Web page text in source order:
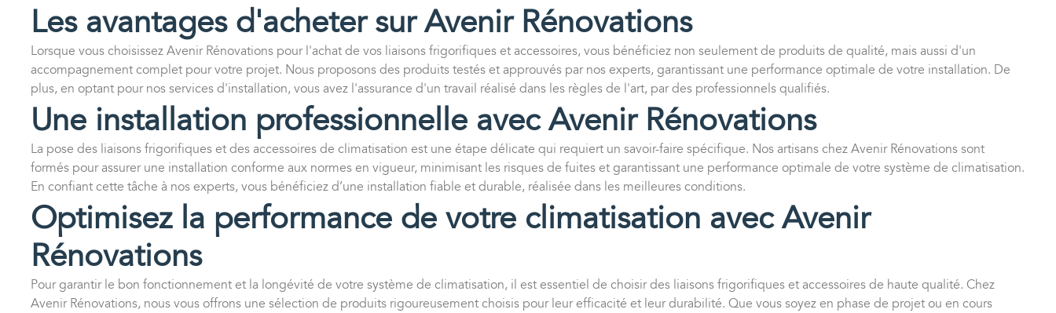
Les avantages d'acheter sur Avenir Rénovations
Lorsque vous choisissez Avenir Rénovations pour l'achat de vos liaisons frigorifiques et accessoires, vous bénéficiez non seulement de produits de qualité, mais aussi d'un
accompagnement complet pour votre projet. Nous proposons des produits testés et approuvés par nos experts, garantissant une performance optimale de votre installation. De
plus, en optant pour nos services d'installation, vous avez l'assurance d'un travail réalisé dans les règles de l'art, par des professionnels qualifiés.
Une installation professionnelle avec Avenir Rénovations
La pose des liaisons frigorifiques et des accessoires de climatisation est une étape délicate qui requiert un savoir-faire spécifique. Nos artisans chez Avenir Rénovations sont
formés pour assurer une installation conforme aux normes en vigueur, minimisant les risques de fuites et garantissant une performance optimale de votre système de climatisation.
En confiant cette tâche à nos experts, vous bénéficiez d’une installation fiable et durable, réalisée dans les meilleures conditions.
Optimisez la performance de votre climatisation avec Avenir
Rénovations
Pour garantir le bon fonctionnement et la longévité de votre système de climatisation, il est essentiel de choisir des liaisons frigorifiques et accessoires de haute qualité. Chez
Avenir Rénovations, nous vous offrons une sélection de produits rigoureusement choisis pour leur efficacité et leur durabilité. Que vous soyez en phase de projet ou en cours